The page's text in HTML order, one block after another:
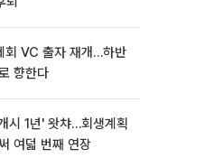
회 VC 출자 재개…하반
향한다
시 1년' 왓챠…회생계획
여덟 번째 연장